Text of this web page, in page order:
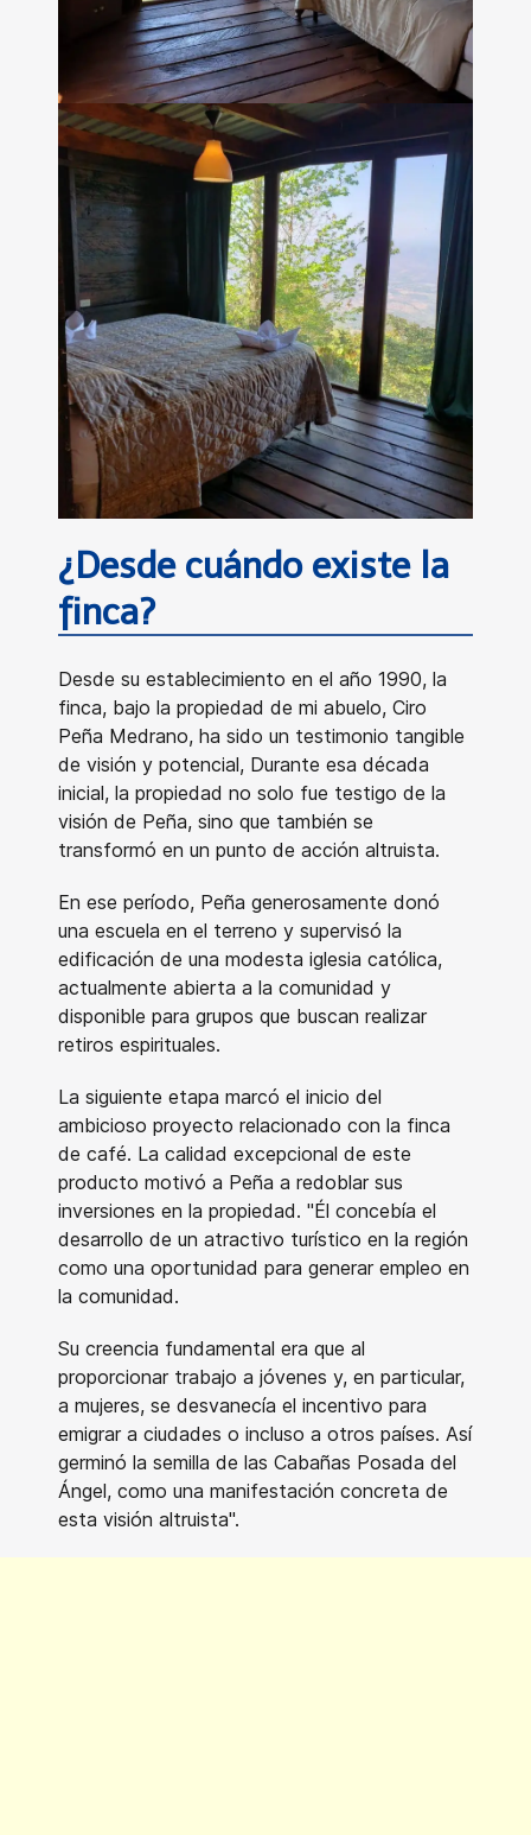
¿Desde cuándo existe la
finca?
Desde su establecimiento en el año 1990, la
finca, bajo la propiedad de mi abuelo, Ciro
Peña Medrano, ha sido un testimonio tangible
de visión y potencial, Durante esa década
inicial, la propiedad no solo fue testigo de la
visión de Peña, sino que también se
transformó en un punto de acción altruista.
En ese período, Peña generosamente donó
una escuela en el terreno y supervisó la
edificación de una modesta iglesia católica,
actualmente abierta a la comunidad y
disponible para grupos que buscan realizar
retiros espirituales.
La siguiente etapa marcó el inicio del
ambicioso proyecto relacionado con la finca
de café. La calidad excepcional de este
producto motivó a Peña a redoblar sus
inversiones en la propiedad. "Él concebía el
desarrollo de un atractivo turístico en la región
como una oportunidad para generar empleo en
la comunidad.
Su creencia fundamental era que al
proporcionar trabajo a jóvenes y, en particular,
a mujeres, se desvanecía el incentivo para
emigrar a ciudades o incluso a otros países. Así
germinó la semilla de las Cabañas Posada del
Ángel, como una manifestación concreta de
esta visión altruista".